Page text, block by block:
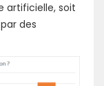
artificielle, soit
des